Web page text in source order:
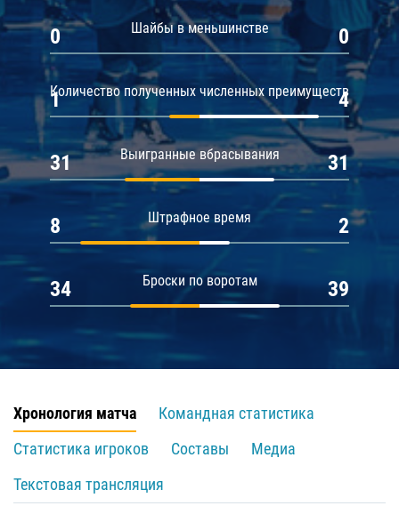
Шайбы в меньшинстве
0 0
Количество полученных численных преимуществ
1 4
Выигранные вбрасывания
31 31
Штрафное время
8 2
Броски по воротам
34 39
Хронология матча
Командная статистика
Статистика игроков
Составы
Медиа
Текстовая трансляция